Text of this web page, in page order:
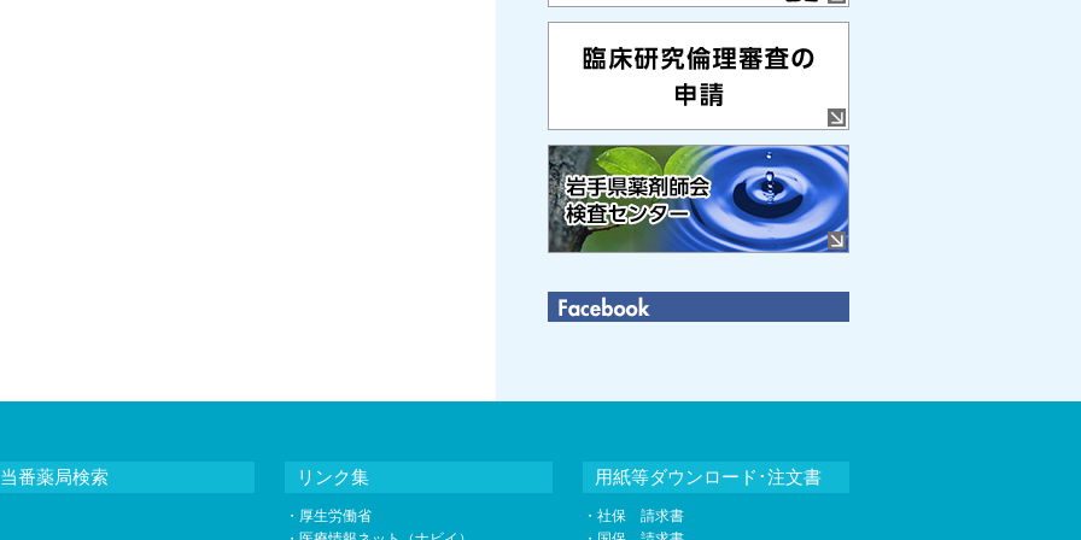
当番薬局検索 リンク集
・ 厚生労働省
用紙等ダウンロード･注文書
・社保 請求書